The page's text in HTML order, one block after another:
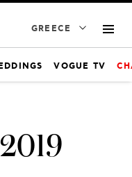
GREECE
VOGUE TV